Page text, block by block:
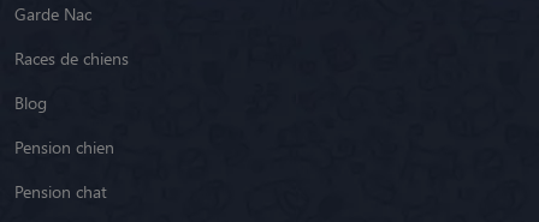
Garde Nac
Races de chiens
Blog
Pension chien
Pension chat